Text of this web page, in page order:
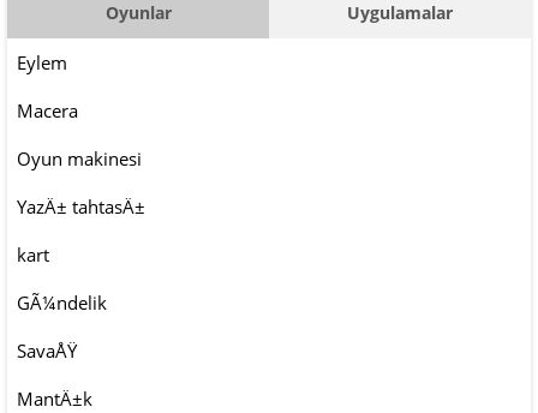
Oyunlar Uygulamalar
Eylem
Macera
Oyun makinesi
YazÄ± tahtasÄ±
kart
GÃ¼ndelik
SavaÅŸ
MantÄ±k